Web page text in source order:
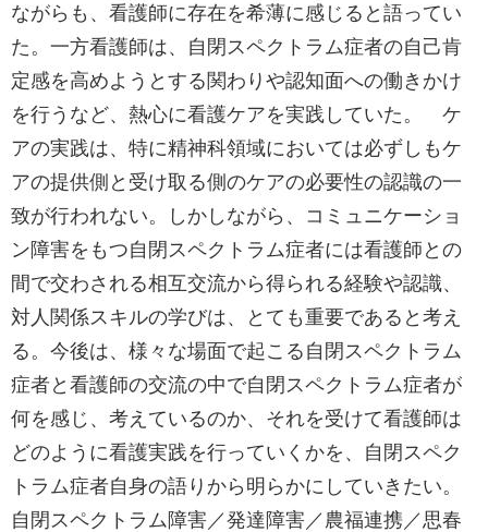
ながらも、看護師に存在を希薄に感じると語ってい
た。一方看護師は、自閉スペクトラム症者の自己肯
定感を高めようとする関わりや認知面への働きかけ
を行うなど、熱心に看護ケアを実践していた。 ケ
アの実践は、特に精神科領域においては必ずしもケ
アの提供側と受け取る側のケアの必要性の認識の一
致が行われない。しかしながら、コミュニケーショ
ン障害をもつ自閉スペクトラム症者には看護師との
間で交わされる相互交流から得られる経験や認識、
対人関係スキルの学びは、とても重要であると考え
る。今後は、様々な場面で起こる自閉スペクトラム
症者と看護師の交流の中で自閉スペクトラム症者が
何を感じ、考えているのか、それを受けて看護師は
どのように看護実践を行っていくかを、自閉スペク
トラム症者自身の語りから明らかにしていきたい。
自閉スペクトラム障害／発達障害／農福連携／思春